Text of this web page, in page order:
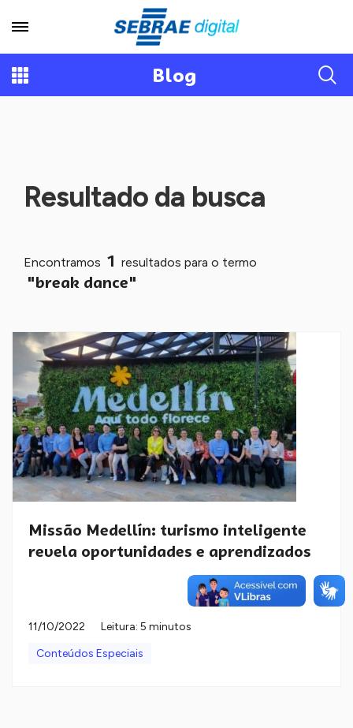
Blog
Resultado da busca
Encontramos 1 resultados para o termo
"break dance"
Missão Medellín: turismo inteligente
revela oportunidades e aprendizados
11/10/2022
Leitura: 5 minutos
Conteúdos Especiais